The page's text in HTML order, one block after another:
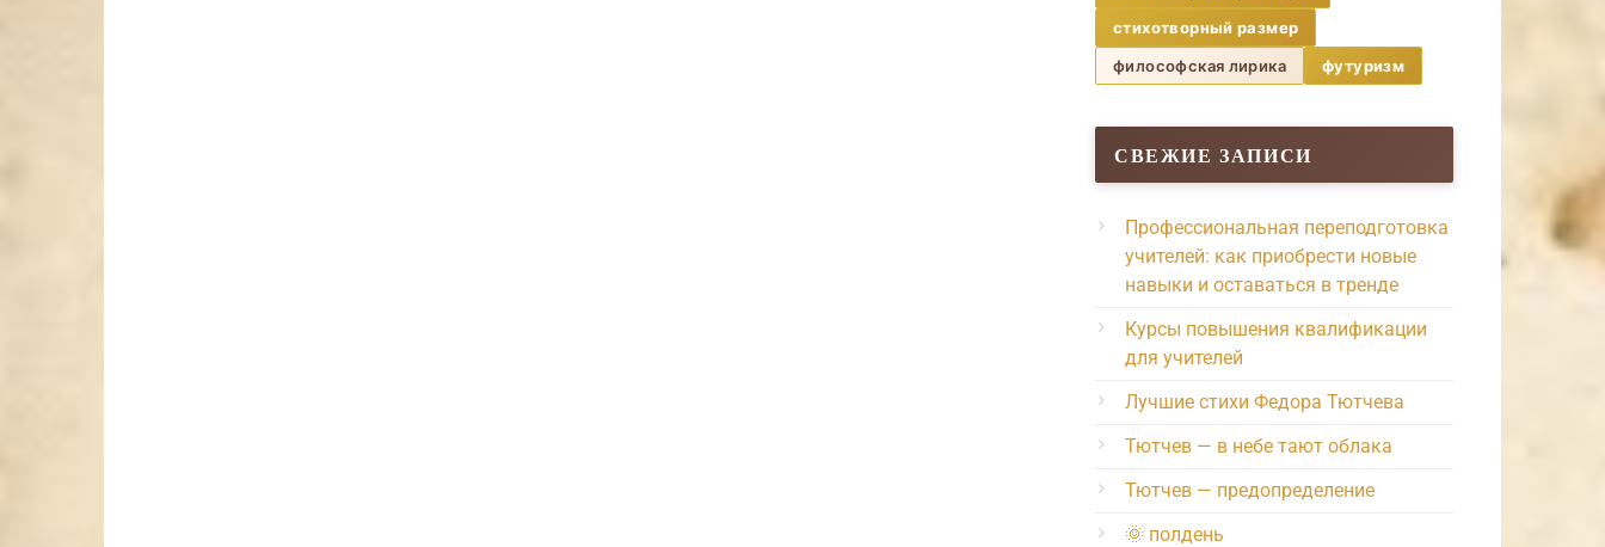
стихотворный размер
философская лирика
футуризм
СВЕЖИЕ ЗАПИСИ
Профессиональная переподготовка
учителей: как приобрести новые
навыки и оставаться в тренде
Курсы повышения квалификации
для учителей
Лучшие стихи Федора Тютчева
Тютчев — в небе тают облака
Тютчев — предопределение
🌞 полдень